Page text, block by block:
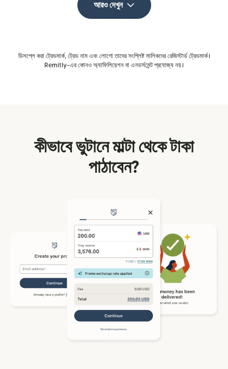
আরও দেখুন
ডিসপ্লে করা ট্রেডমার্ক, ট্রেড নাম এবং লোগো তাদের সংশ্লিষ্ট মালিকদের রেজিস্টার্ড ট্রেডমার্ক।
Remitly-এর কোনও অ্যাফিলিয়েশন বা এনডর্সমেন্ট প্রযোজ্য নয়।
কীভাবে ভুটানে মাল্টা থেকে টাকা
পাঠাবেন?